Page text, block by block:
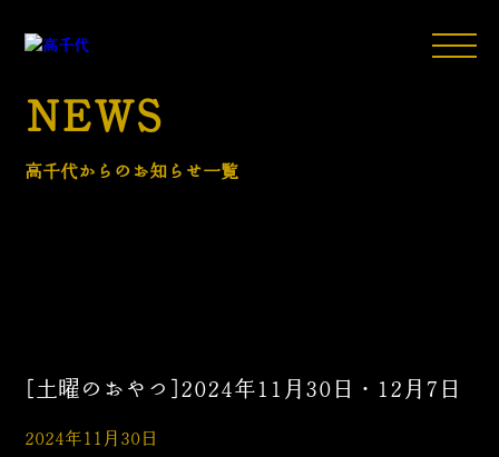
NEWS
高千代からのお知らせ一覧
[土曜のおやつ]2024年11月30日・12月7日
2024年11月30日